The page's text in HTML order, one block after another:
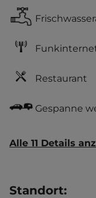
Restaurant
Gespanne
Alle 11 Details
Standort: